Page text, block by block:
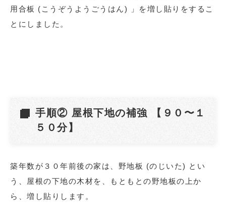
用合板 (こうぞうようごうはん) 」を増し貼りをするこ
とにしました。
手順② 屋根下地の補強 【９０〜１
５０分】
築年数が３０年前後の家は、野地板 (のじいた) とい
う、屋根の下地の木材を、もともとの野地板の上か
ら、増し貼りします。